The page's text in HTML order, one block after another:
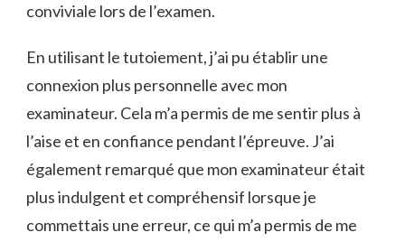
conviviale lors de l’examen.
En utilisant le tutoiement, j’ai pu établir une
connexion plus personnelle avec mon
examinateur. Cela m’a permis de me sentir plus à
l’aise et en confiance pendant l’épreuve. J’ai
également remarqué que mon examinateur était
plus indulgent et compréhensif lorsque je
commettais une erreur, ce qui m’a permis de me